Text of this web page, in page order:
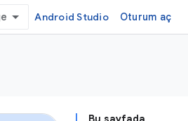
Android Studio Oturum aç